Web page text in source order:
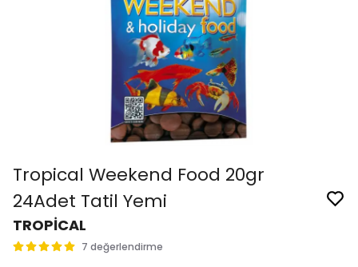
Tropical Weekend Food 20gr
24Adet Tatil Yemi
TROPİCAL
7 değerlendirme